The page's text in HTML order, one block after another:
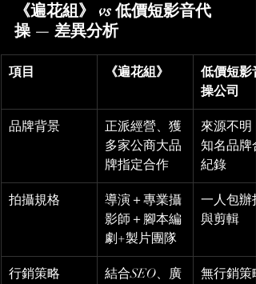
《遍花組》 vs 低價短影音代
操 — 差異分析
項目 《遍花組》
低價短影
操公司
品牌背景
正派經營、獲
多家公商大品
牌指定合作
來源不明
知名品牌
紀錄
拍攝規格
導演＋專業攝
影師＋腳本編
劇+製片團隊
一人包辦
與剪輯
行銷策略
結合SEO、廣
無行銷策